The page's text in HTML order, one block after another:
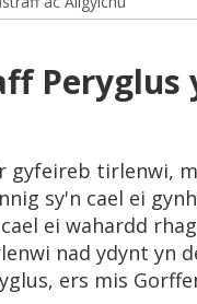
Peryglus
gyfeireb tirlenwi,
sy'n cael ei
ei wahardd
nad ydynt yn
ers mis